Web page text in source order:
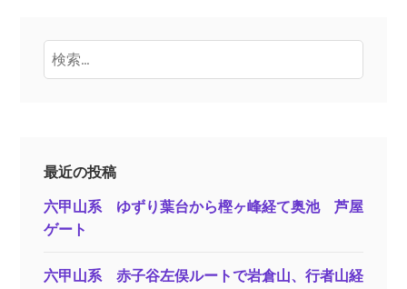
検
索:
最近の投稿
六甲山系 ゆずり葉台から樫ヶ峰経て奥池 芦屋
ゲート
六甲山系 赤子谷左俣ルートで岩倉山、行者山経